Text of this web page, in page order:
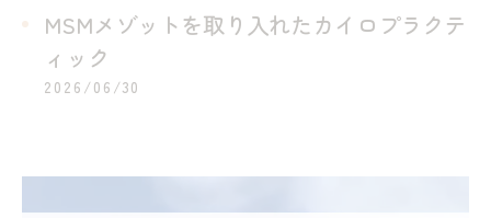
MSMメゾットを取り入れたカイロプラクテ
ィック
2026/06/30